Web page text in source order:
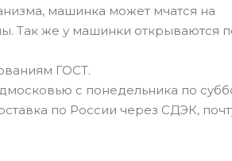
машинка может мчатся на
Так же у машинки открываются
ГОСТ.
с понедельника по
по России через СДЭК,